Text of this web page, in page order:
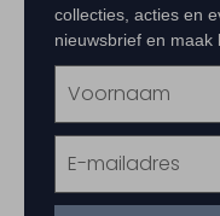
collecties, acties en
nieuwsbrief en maak